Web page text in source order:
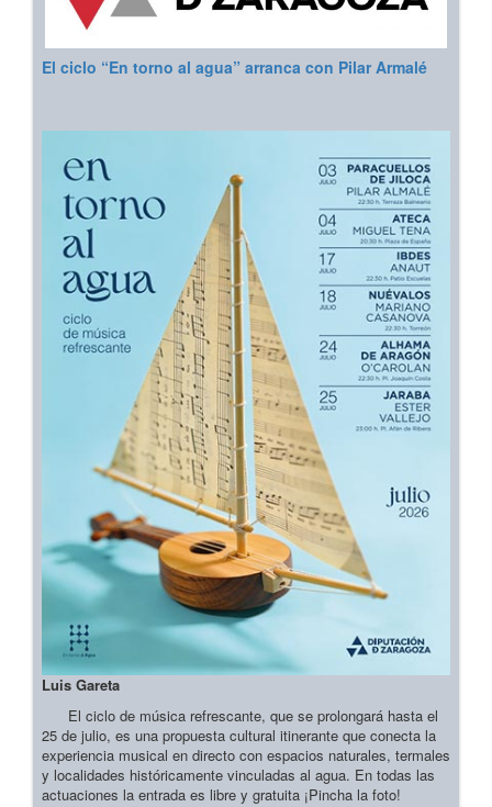
El ciclo “En torno al agua” arranca con Pilar Armalé
Luis Gareta
El ciclo de música refrescante, que se prolongará hasta el
25 de julio, es una propuesta cultural itinerante que conecta la
experiencia musical en directo con espacios naturales, termales
y localidades históricamente vinculadas al agua. En todas las
actuaciones la entrada es libre y gratuita ¡Pincha la foto!